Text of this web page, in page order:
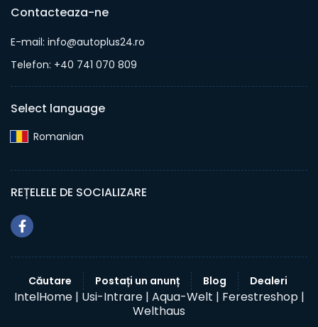
Contacteaza-ne
E-mail: info@autoplus24.ro
Telefon: +40 741 070 809
Select language
Romanian‎
REȚELELE DE SOCIALIZARE
Căutare Postați un anunț Blog Dealeri
IntelHome | Usi-Intrare | Aqua-Welt | Ferestreshop |
Welthaus